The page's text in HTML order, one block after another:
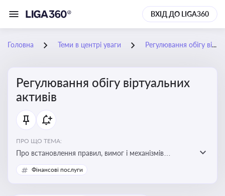
ВХІД ДО LIGA360
Головна Теми в центрі уваги Регулювання обігу віртуальних активів
Регулювання обігу віртуальних
активів
ПРО ЩО ТЕМА:
Про встановлення правил, вимог і механізмів
контролю за використанням, обігом та
оподаткуванням віртуальних активів, таких як
Фінансові послуги